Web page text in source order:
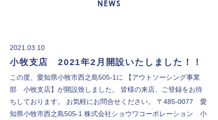
NEWS
2021.03.10
小牧支店 2021年2月開設いたしました！！
この度、愛知県小牧市西之島505-1に 【アウトソーシング事業
部 小牧支店】が開設致しました。 皆様の来店、ご登録をお待
ちしております。 お気軽にお問合せください。 〒485-0077 愛
知県小牧市西之島505-1 株式会社ショウワコーポレーション 小